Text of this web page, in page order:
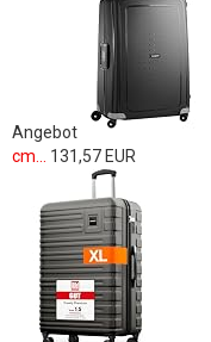
Angebot
cm...
131,57 EUR